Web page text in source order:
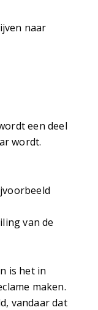
naar
een deel
wordt.
van de
is het in
maken.
vandaar dat